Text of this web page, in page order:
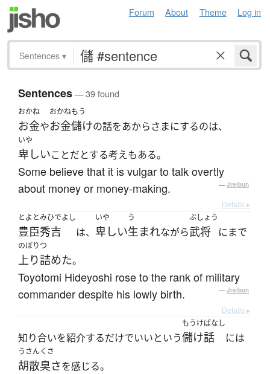
Forum About Theme Log in
Sentences ▾
Sentences— 39 found
おかね
お金や
おかねもう
お金儲けの話をあからさまにするのは、
いや
卑しいことだとする考えもある。
Some believe that it is vulgar to talk overtly
about money or money-making.
— Jreibun
Details ▸
とよとみひでよし
豊臣秀吉 は、
いや
卑しい
う
生まれながら
ぶしょう
武将 にまで
のぼりつ
上り詰めた。
Toyotomi Hideyoshi rose to the rank of military
commander despite his lowly birth.
— Jreibun
Details ▸
知り合いを紹介するだけでいいという
もうけばなし
儲け話 には
うさんくさ
胡散臭さを感じる。